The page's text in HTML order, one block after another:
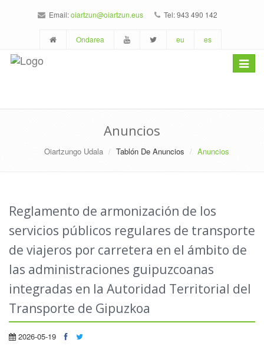
Email:oiartzun@oiartzun.eus Tel: 943 490 142
Ondarea eu es
Toggle
Anuncios
Oiartzungo Udala Tablón De Anuncios Anuncios
Reglamento de armonización de los
servicios públicos regulares de transporte
de viajeros por carretera en el ámbito de
las administraciones guipuzcoanas
integradas en la Autoridad Territorial del
Transporte de Gipuzkoa
2026-05-19